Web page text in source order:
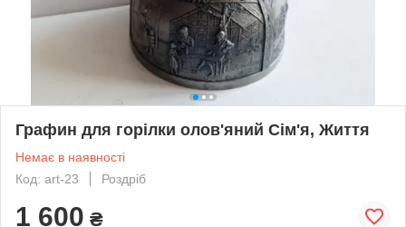
Графин для горілки олов'яний Сім'я, Життя
Немає в наявності
Код: art-23
Роздріб
1 600 ₴